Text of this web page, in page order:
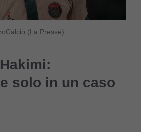
(La Presse)
solo in un caso